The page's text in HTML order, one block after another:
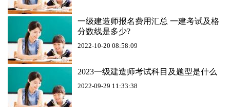
一级建造师报名费用汇总 一建考试及格
分数线是多少?
2022-10-20 08:58:09
2023一级建造师考试科目及题型是什么
2022-09-29 11:33:38